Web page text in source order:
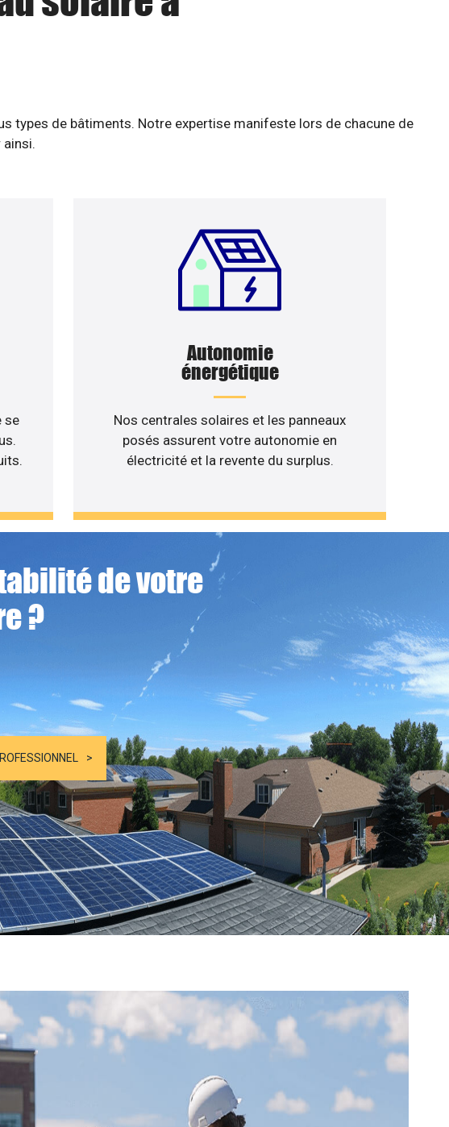
types de bâtiments. Notre expertise manifeste lors de chacune de
se
Autonomie
énergétique
Nos centrales solaires et les panneaux
posés assurent votre autonomie en
électricité et la revente du surplus.
de votre
?